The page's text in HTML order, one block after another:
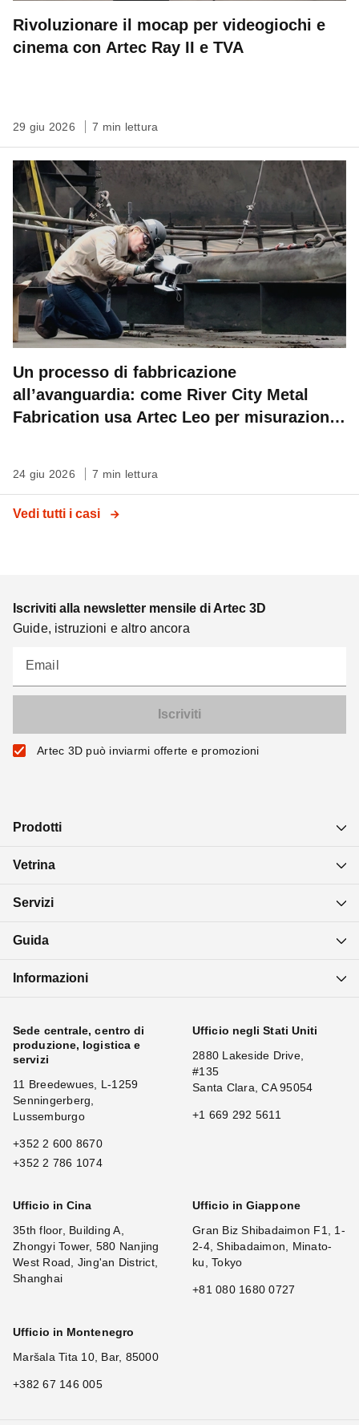
Rivoluzionare il mocap per videogiochi e
cinema con Artec Ray II e TVA
29 giu 2026 7 min lettura
Un processo di fabbricazione
all’avanguardia: come River City Metal
Fabrication usa Artec Leo per misurazioni
24 giu 2026 7 min lettura
Vedi tutti i casi
Iscriviti alla newsletter mensile di Artec 3D
Guide, istruzioni e altro ancora
Email
Artec 3D può inviarmi offerte e promozioni
Prodotti
Vetrina
Servizi
Guida
Informazioni
Sede centrale, centro di
produzione, logistica e
servizi
11 Breedewues, L-1259
Senningerberg,
Lussemburgo
+352 2 600 8670
+352 2 786 1074
Ufficio negli Stati Uniti
2880 Lakeside Drive,
#135
Santa Clara, CA 95054
+1 669 292 5611
Ufficio in Cina
35th floor, Building A,
Zhongyi Tower, 580 Nanjing
West Road, Jing'an District,
Shanghai
Ufficio in Giappone
Gran Biz Shibadaimon F1, 1-
2-4, Shibadaimon, Minato-
ku, Tokyo
+81 080 1680 0727
Ufficio in Montenegro
Maršala Tita 10, Bar, 85000
+382 67 146 005